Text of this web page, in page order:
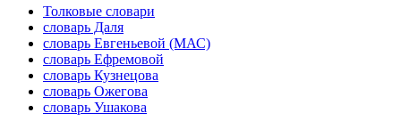
Толковые словари
словарь Даля
словарь Евгеньевой (МАС)
словарь Ефремовой
словарь Кузнецова
словарь Ожегова
словарь Ушакова